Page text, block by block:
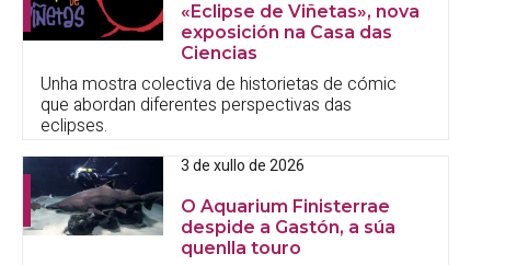
«Eclipse de Viñetas», nova
exposición na Casa das
Ciencias
Unha mostra colectiva de historietas de cómic
que abordan diferentes perspectivas das
eclipses.
3 de xullo de 2026
O Aquarium Finisterrae
despide a Gastón, a súa
quenlla touro